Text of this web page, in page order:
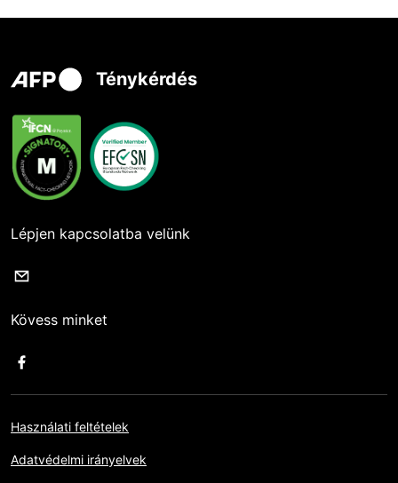
Ténykérdés
Lépjen kapcsolatba velünk
Kövess minket
Használati feltételek
Adatvédelmi irányelvek